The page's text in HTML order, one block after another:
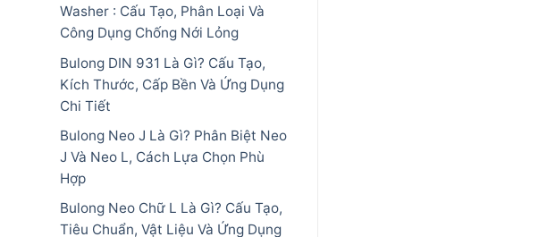
Washer : Cấu Tạo, Phân Loại Và
Công Dụng Chống Nới Lỏng
Bulong DIN 931 Là Gì? Cấu Tạo,
Kích Thước, Cấp Bền Và Ứng Dụng
Chi Tiết
Bulong Neo J Là Gì? Phân Biệt Neo
J Và Neo L, Cách Lựa Chọn Phù
Hợp
Bulong Neo Chữ L Là Gì? Cấu Tạo,
Tiêu Chuẩn, Vật Liệu Và Ứng Dụng